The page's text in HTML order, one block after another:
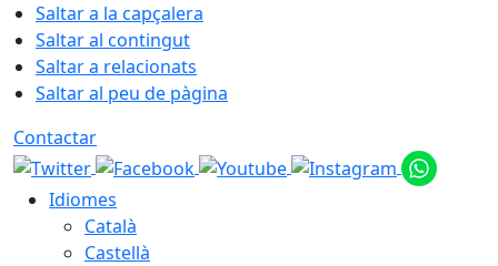
Saltar a la capçalera
Saltar al contingut
Saltar a relacionats
Saltar al peu de pàgina
Contactar
Idiomes
Català
Castellà